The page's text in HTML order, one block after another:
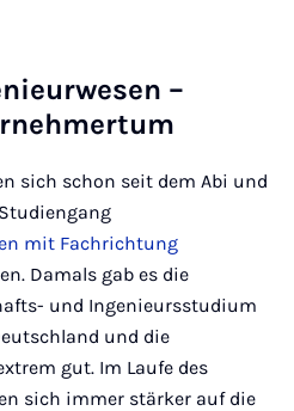
–
sich schon seit dem Abi und
mit Fachrichtung
Damals gab es die
und Ingenieursstudium
und die
gut. Im Laufe des
sich immer stärker auf die